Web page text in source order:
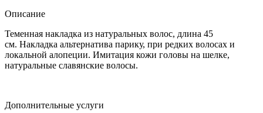
Описание
Теменная накладка из натуральных волос, длина 45
см. Накладка альтернатива парику, при редких волосах и
локальной алопеции. Имитация кожи головы на шелке,
натуральные славянские волосы.
Дополнительные услуги